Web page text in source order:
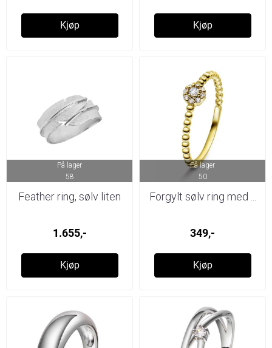
Kjøp Kjøp
På lager
58
Feather ring, sølv liten
1.655,-
Kjøp
På lager
50
Forgylt sølv ring med ...
349,-
Kjøp